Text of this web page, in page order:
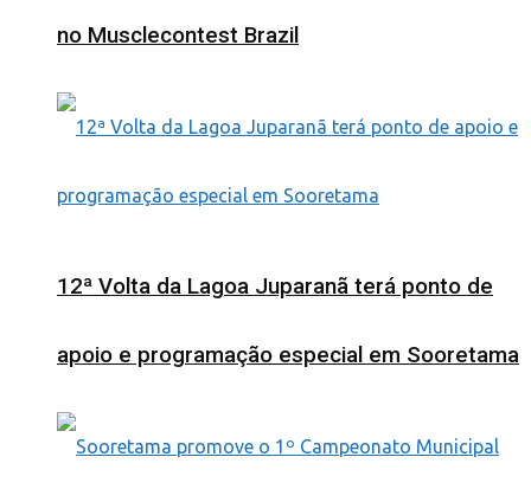
no Musclecontest Brazil
12ª Volta da Lagoa Juparanã terá ponto de
apoio e programação especial em Sooretama